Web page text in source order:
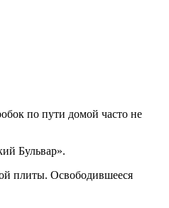
по пути домой часто не
Бульвар».
плиты. Освободившееся